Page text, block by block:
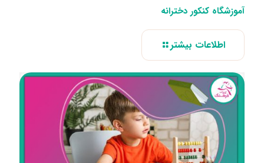
آموزشگاه کنکور دخترانه
اطلاعات بیشتر